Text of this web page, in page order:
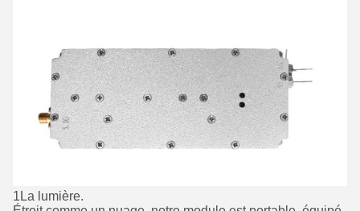
1La lumière.